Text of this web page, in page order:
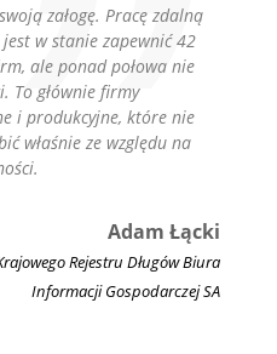
załogę. Pracę zdalną
w stanie zapewnić 42
ale ponad połowa nie
To głównie firmy
i produkcyjne, które nie
właśnie ze względu na
Adam Łącki
Rejestru Długów Biura
Informacji Gospodarczej SA